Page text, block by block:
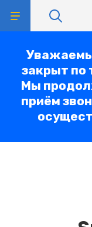
закрыт по
Мы
приём